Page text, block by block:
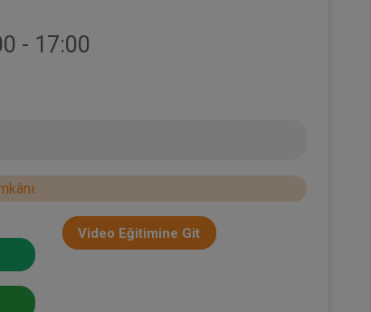
- 17:00
Video Eğitimine Git